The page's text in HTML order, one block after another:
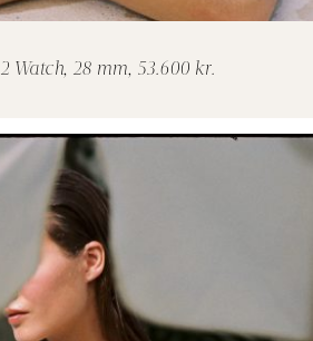
Watch, 28 mm, 53.600 kr.